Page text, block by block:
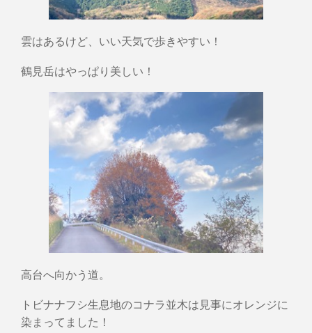
雲はあるけど、いい天気で歩きやすい！
鶴見岳はやっぱり美しい！
高台へ向かう道。
トビナナフシ生息地のコナラ並木は見事にオレンジに
染まってました！